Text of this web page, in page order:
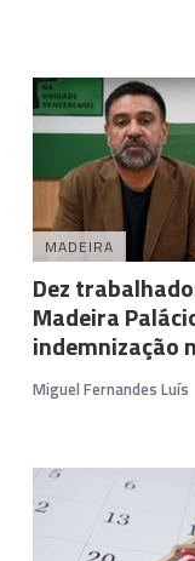
MADEIRA
Dez
Madeira
indemnização
Miguel Fernandes Luís